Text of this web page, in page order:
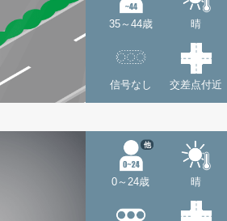
35～44歳 晴
信号なし 交差点付近
0～24歳
他
晴